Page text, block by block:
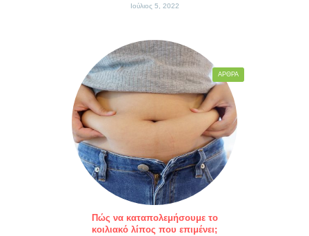
Ιούλιος 5, 2022
Πώς να καταπολεμήσουμε το
κοιλιακό λίπος που επιμένει;
ΆΡΘΡΑ